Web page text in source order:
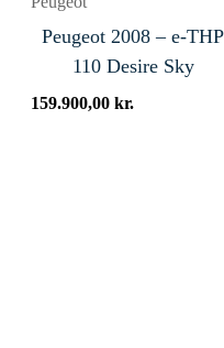
Peugeot 2008 – e-THP
110 Desire Sky
159.900,00kr.